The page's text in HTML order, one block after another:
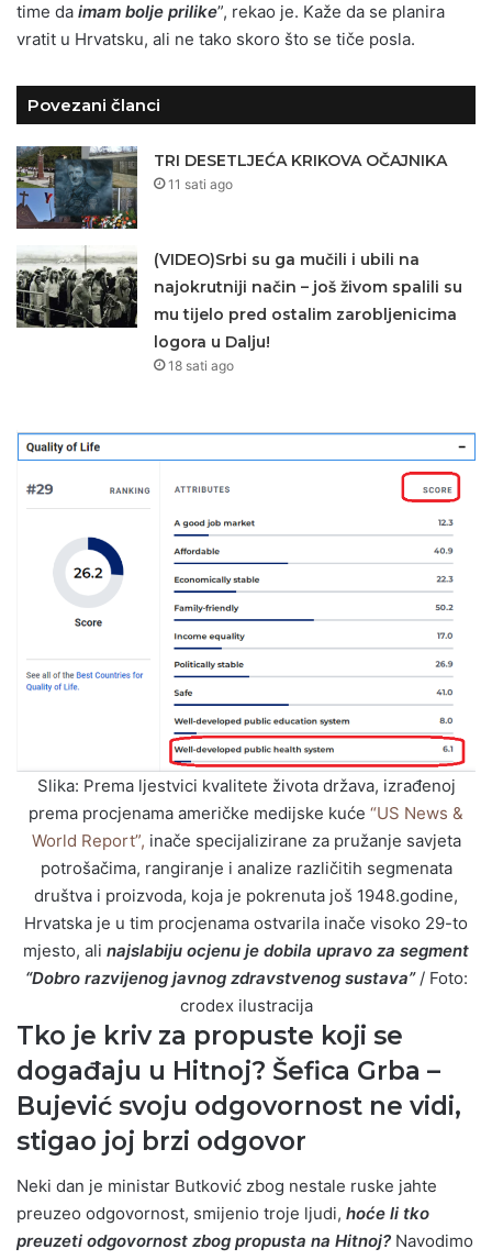
time da imam bolje prilike”, rekao je. Kaže da se planira
vratit u Hrvatsku, ali ne tako skoro što se tiče posla.
Povezani članci
TRI DESETLJEĆA KRIKOVA OČAJNIKA
11 sati ago
(VIDEO)Srbi su ga mučili i ubili na
najokrutniji način – još živom spalili su
mu tijelo pred ostalim zarobljenicima
logora u Dalju!
18 sati ago
Slika: Prema ljestvici kvalitete života država, izrađenoj
prema procjenama američke medijske kuće “US News &
World Report”, inače specijalizirane za pružanje savjeta
potrošačima, rangiranje i analize različitih segmenata
društva i proizvoda, koja je pokrenuta još 1948.godine,
Hrvatska je u tim procjenama ostvarila inače visoko 29-to
mjesto, ali najslabiju ocjenu je dobila upravo za segment
“Dobro razvijenog javnog zdravstvenog sustava”/ Foto:
crodex ilustracija
Tko je kriv za propuste koji se
događaju u Hitnoj? Šefica Grba –
Bujević svoju odgovornost ne vidi,
stigao joj brzi odgovor
Neki dan je ministar Butković zbog nestale ruske jahte
preuzeo odgovornost, smijenio troje ljudi, hoće li tko
preuzeti odgovornost zbog propusta na Hitnoj? Navodimo